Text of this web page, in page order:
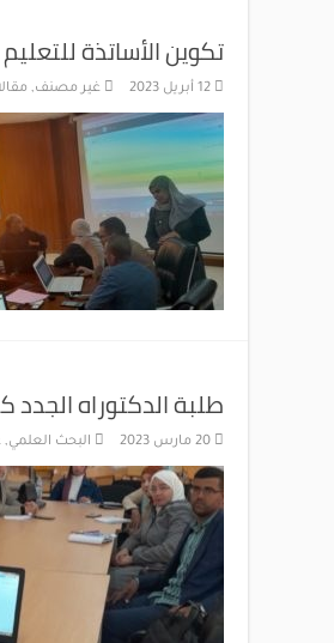
تكوين الأساتذة
12 أبريل 2023 غير مصنف,
طلبة الدكتوراه الجدد
20 مارس 2023 البحث العلمي,